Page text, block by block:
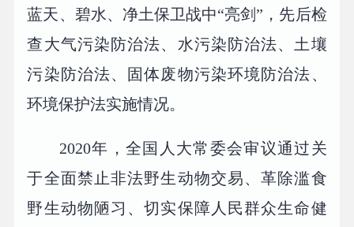
蓝天、碧水、净土保卫战中“亮剑”，先后检
查大气污染防治法、水污染防治法、土壤
污染防治法、固体废物污染环境防治法、
环境保护法实施情况。
2020年，全国人大常委会审议通过关
于全面禁止非法野生动物交易、革除滥食
野生动物陋习、切实保障人民群众生命健